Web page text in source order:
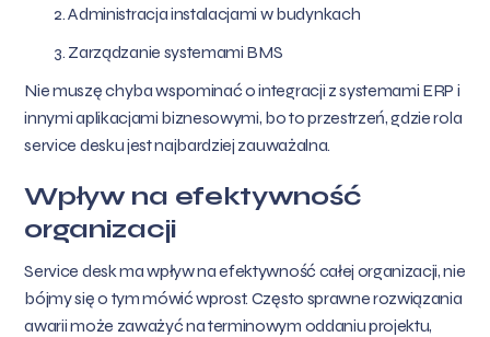
Administracja instalacjami w budynkach
Zarządzanie systemami BMS
Nie muszę chyba wspominać o integracji z systemami ERP i
innymi aplikacjami biznesowymi, bo to przestrzeń, gdzie rola
service desku jest najbardziej zauważalna.
Wpływ na efektywność
organizacji
Service desk ma wpływ na efektywność całej organizacji, nie
bójmy się o tym mówić wprost. Często sprawne rozwiązania
awarii może zaważyć na terminowym oddaniu projektu,